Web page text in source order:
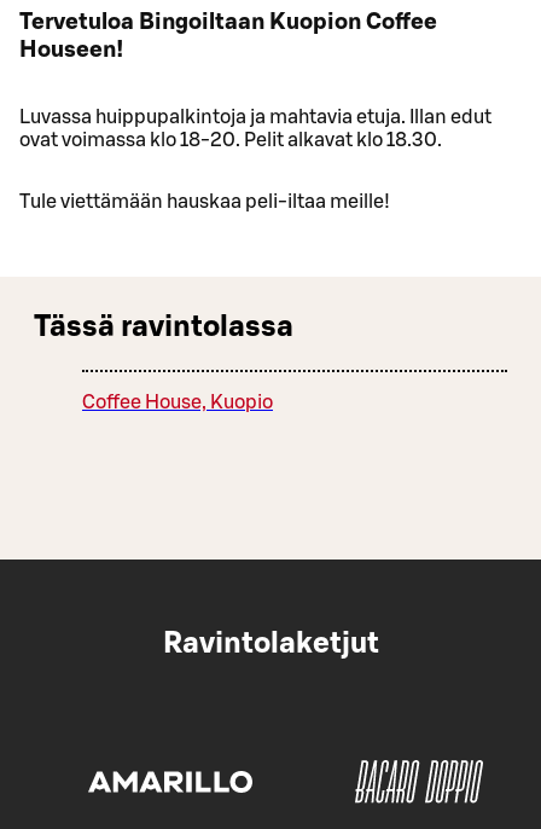
Tervetuloa Bingoiltaan Kuopion Coffee
Houseen!
Luvassa huippupalkintoja ja mahtavia etuja. Illan edut
ovat voimassa klo 18-20. Pelit alkavat klo 18.30.
Tule viettämään hauskaa peli-iltaa meille!
Tässä ravintolassa
Coffee House, Kuopio
Ravintolaketjut